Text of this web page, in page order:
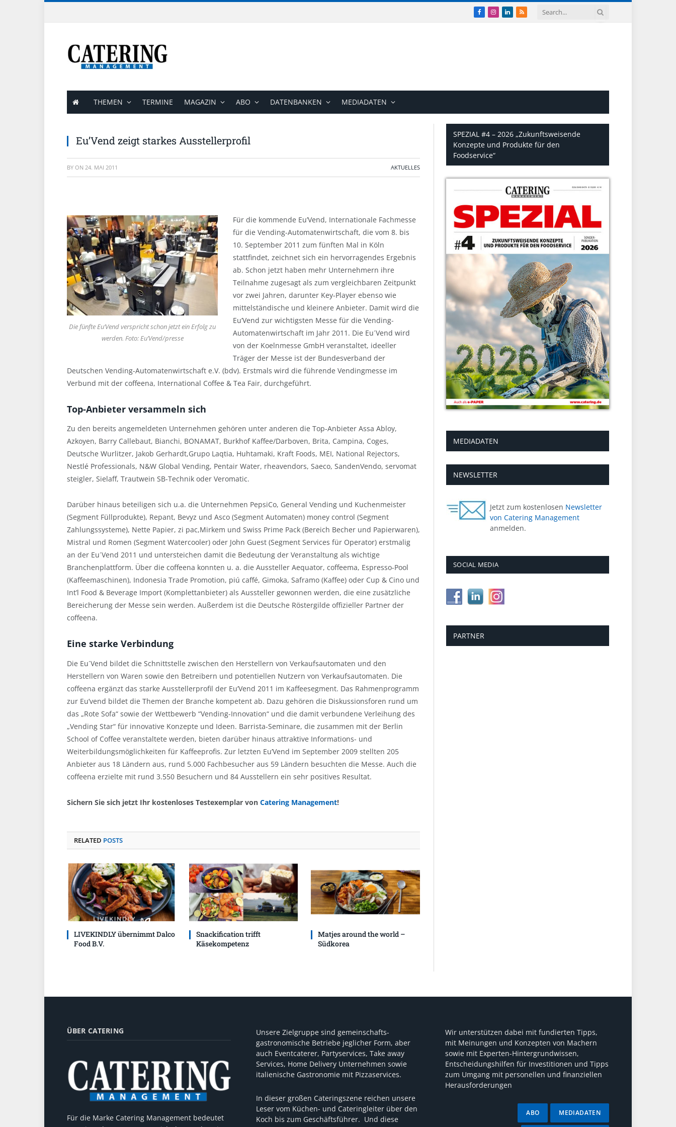
Facebook
Instagram
LinkedIn
RSS
THEMEN TERMINE MAGAZIN ABO DATENBANKEN MEDIADATEN
Eu’Vend zeigt starkes Ausstellerprofil
BY ON 24. MAI 2011 AKTUELLES
Die fünfte Eu’Vend verspricht schon jetzt ein Erfolg zu
werden. Foto: Eu’Vend/presse
Für die kommende Eu’Vend, Internationale Fachmesse
für die Vending-Automatenwirtschaft, die vom 8. bis
10. September 2011 zum fünften Mal in Köln
stattfindet, zeichnet sich ein hervorragendes Ergebnis
ab. Schon jetzt haben mehr Unternehmern ihre
Teilnahme zugesagt als zum vergleichbaren Zeitpunkt
vor zwei Jahren, darunter Key-Player ebenso wie
mittelständische und kleinere Anbieter. Damit wird die
Eu’Vend zur wichtigsten Messe für die Vending-
Automatenwirtschaft im Jahr 2011. Die Eu´Vend wird
von der Koelnmesse GmbH veranstaltet, ideeller
Träger der Messe ist der Bundesverband der
Deutschen Vending-Automatenwirtschaft e.V. (bdv). Erstmals wird die führende Vendingmesse im
Verbund mit der coffeena, International Coffee & Tea Fair, durchgeführt.
Top-Anbieter versammeln sich
Zu den bereits angemeldeten Unternehmen gehören unter anderen die Top-Anbieter Assa Abloy,
Azkoyen, Barry Callebaut, Bianchi, BONAMAT, Burkhof Kaffee/Darboven, Brita, Campina, Coges,
Deutsche Wurlitzer, Jakob Gerhardt,Grupo Laqtia, Huhtamaki, Kraft Foods, MEI, National Rejectors,
Nestlé Professionals, N&W Global Vending, Pentair Water, rheavendors, Saeco, SandenVendo, servomat
steigler, Sielaff, Trautwein SB-Technik oder Veromatic.
Darüber hinaus beteiligen sich u.a. die Unternehmen PepsiCo, General Vending und Kuchenmeister
(Segment Füllprodukte), Repant, Bevyz und Asco (Segment Automaten) money control (Segment
Zahlungssysteme), Nette Papier, zi pac,Mirkem und Swiss Prime Pack (Bereich Becher und Papierwaren),
Mistral und Romen (Segment Watercooler) oder John Guest (Segment Services für Operator) erstmalig
an der Eu´Vend 2011 und untersteichen damit die Bedeutung der Veranstaltung als wichtige
Branchenplattform. Über die coffeena konnten u. a. die Aussteller Aequator, coffeema, Espresso-Pool
(Kaffeemaschinen), Indonesia Trade Promotion, piú caffé, Gimoka, Saframo (Kaffee) oder Cup & Cino und
Int’l Food & Beverage Import (Komplettanbieter) als Aussteller gewonnen werden, die eine zusätzliche
Bereicherung der Messe sein werden. Außerdem ist die Deutsche Röstergilde offizieller Partner der
coffeena.
Eine starke Verbindung
Die Eu´Vend bildet die Schnittstelle zwischen den Herstellern von Verkaufsautomaten und den
Herstellern von Waren sowie den Betreibern und potentiellen Nutzern von Verkaufsautomaten. Die
coffeena ergänzt das starke Ausstellerprofil der Eu’Vend 2011 im Kaffeesegment. Das Rahmenprogramm
zur Eu’vend bildet die Themen der Branche kompetent ab. Dazu gehören die Diskussionsforen rund um
das „Rote Sofa“ sowie der Wettbewerb “Vending-Innovation“ und die damit verbundene Verleihung des
„Vending Star“ für innovative Konzepte und Ideen. Barrista-Seminare, die zusammen mit der Berlin
School of Coffee veranstaltete werden, bieten darüber hinaus attraktive Informations- und
Weiterbildungsmöglichkeiten für Kaffeeprofis. Zur letzten Eu’Vend im September 2009 stellten 205
Anbieter aus 18 Ländern aus, rund 5.000 Fachbesucher aus 59 Ländern besuchten die Messe. Auch die
coffeena erzielte mit rund 3.550 Besuchern und 84 Ausstellern ein sehr positives Resultat.
Sichern Sie sich jetzt Ihr kostenloses Testexemplar von Catering Management!
RELATED POSTS
LIVEKINDLY übernimmt Dalco
Food B.V.
Snackification trifft
Käsekompetenz
Matjes around the world –
Südkorea
SPEZIAL #4 – 2026 „Zukunftsweisende
Konzepte und Produkte für den
Foodservice“
MEDIADATEN
NEWSLETTER
Jetzt zum kostenlosen Newsletter
von Catering Management
anmelden.
SOCIAL MEDIA
PARTNER
ÜBER CATERING
Für die Marke Catering Management bedeutet
Unsere Zielgruppe sind gemeinschafts-
gastronomische Betriebe jeglicher Form, aber
auch Eventcaterer, Partyservices, Take away
Services, Home Delivery Unternehmen sowie
italienische Gastronomie mit Pizzaservices.
In dieser großen Cateringszene reichen unsere
Leser vom Küchen- und Cateringleiter über den
Koch bis zum Geschäftsführer. Und diese
Wir unterstützen dabei mit fundierten Tipps,
mit Meinungen und Konzepten von Machern
sowie mit Experten-Hintergrundwissen,
Entscheidungshilfen für Investitionen und Tipps
zum Umgang mit personellen und finanziellen
Herausforderungen
MEDIADATEN
ABO